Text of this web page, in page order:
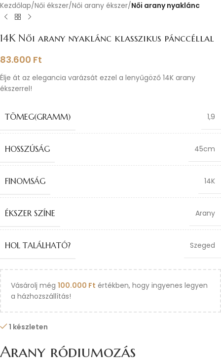
Kezdőlap Női ékszer Női arany ékszer Női arany nyaklánc
14K Női arany nyaklánc klasszikus pánccéllal
83.600 Ft
Élje át az elegancia varázsát ezzel a lenyűgöző 14K arany
ékszerrel!
TÖMEG(GRAMM) 1,9
HOSSZÚSÁG 45cm
FINOMSÁG 14K
ÉKSZER SZÍNE Arany
HOL TALÁLHATÓ? Szeged
Vásárolj még 100.000 Ft értékben, hogy ingyenes legyen
a házhozszállítás!
1 készleten
Arany ródiumozás